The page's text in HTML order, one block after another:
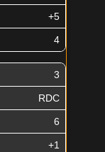
+5
4
3
RDC
6
+1